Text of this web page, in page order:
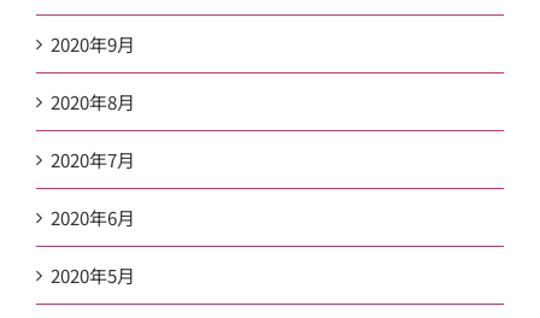
2020年9月
2020年8月
2020年7月
2020年6月
2020年5月